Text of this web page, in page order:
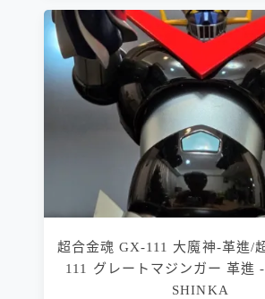
超合金魂 GX-111 大魔神-革進/
111 グレートマジンガー 革進
SHINKA